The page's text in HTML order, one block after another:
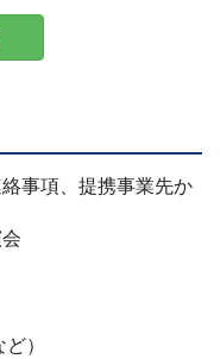
事項、提携事業先か
）